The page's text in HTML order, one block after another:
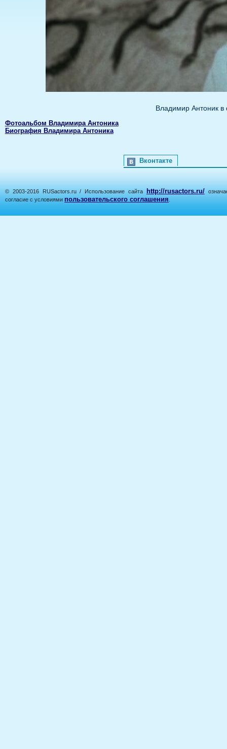
Владимир Антоник
Фотоальбом Владимира Антоника
Биография Владимира Антоника
Вконтакте
© 2003-2016 RUSactors.ru / Использование сайта http://rusactors.ru/
согласие с условиями пользовательского соглашения